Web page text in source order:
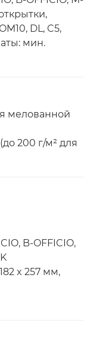
DL, C5,
мин.
мелованной
200 г/м² для
B-OFFICIO,
x 257 мм,